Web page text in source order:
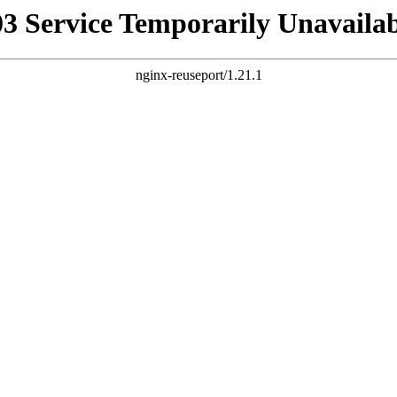
Service Temporarily
nginx-reuseport/1.21.1